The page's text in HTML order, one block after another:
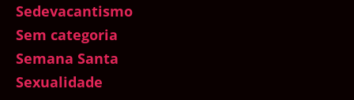
Sedevacantismo
Sem categoria
Semana Santa
Sexualidade